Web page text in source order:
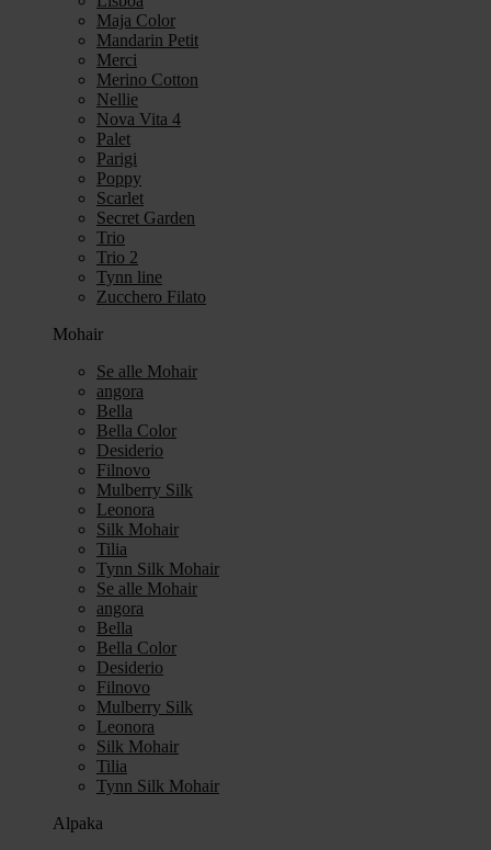
Maja Color
Mandarin Petit
Merci
Merino Cotton
Nellie
Nova Vita 4
Palet
Parigi
Poppy
Scarlet
Secret Garden
Trio
Trio 2
Tynn line
Zucchero Filato
Mohair
Se alle Mohair
angora
Bella
Bella Color
Desiderio
Filnovo
Mulberry Silk
Leonora
Silk Mohair
Tilia
Tynn Silk Mohair
Se alle Mohair
angora
Bella
Bella Color
Desiderio
Filnovo
Mulberry Silk
Leonora
Silk Mohair
Tilia
Tynn Silk Mohair
Alpaka